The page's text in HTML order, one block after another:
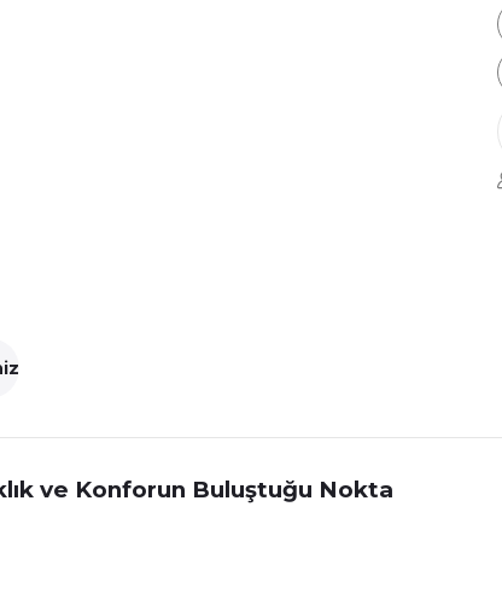
ve Konforun Buluştuğu Nokta